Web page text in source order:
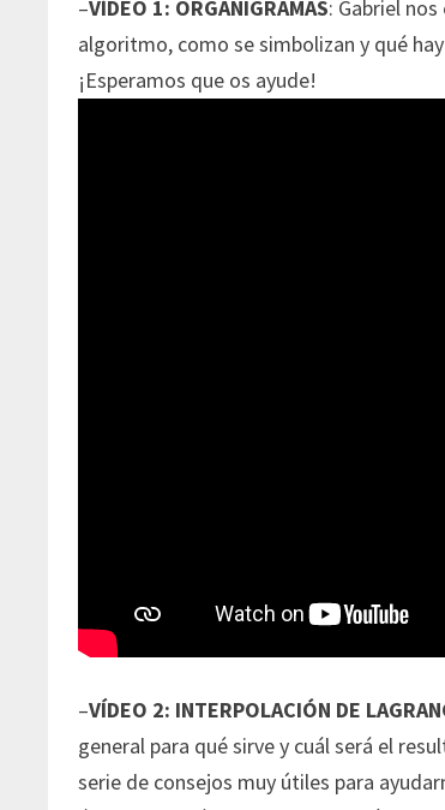
–VÍDEO 1: ORGANIGRAMAS: Gabriel
algoritmo, como se simbolizan y qué
¡Esperamos que os ayude!
–VÍDEO 2: INTERPOLACIÓN DE
general para qué sirve y cuál será el
serie de consejos muy útiles para